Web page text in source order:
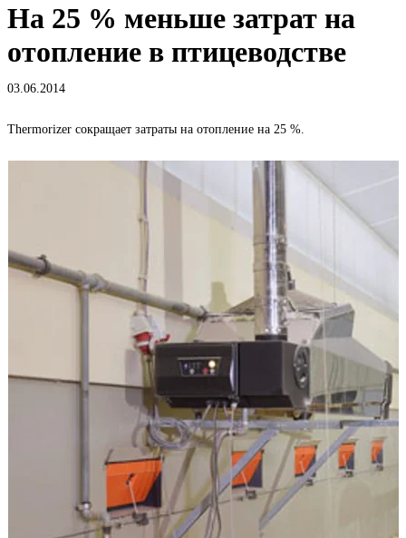
На 25 % меньше затрат на
отопление в птицеводстве
03.06.2014
Thermorizer сокращает затраты на отопление на 25 %.